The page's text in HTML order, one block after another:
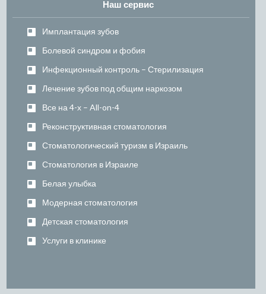
Наш сервис
Имплантация зубов
Болевой синдром и фобия
Инфекционный контроль – Стерилизация
Лечение зубов под общим наркозом
Все на 4-х – All-on-4
Реконструктивная стоматология
Стоматологический туризм в Израиль
Стоматология в Израиле
Белая улыбка
Модерная стоматология
Детская стоматология
Услуги в клинике